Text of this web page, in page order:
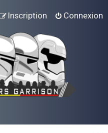
Connexion
Inscription